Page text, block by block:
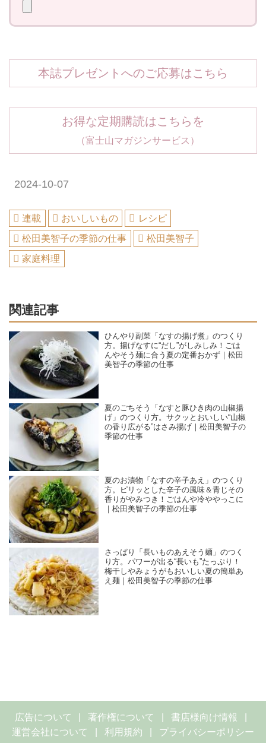
本誌プレゼントへのご応募はこちら
お得な定期購読はこちらを
（富士山マガジンサービス）
2024-10-07
連載 おいしいもの
レシピ
松田美智子の季節の仕事
松田美智子
家庭料理
関連記事
ひんやり副菜「なすの揚げ煮」のつくり
方。揚げなすに“だし”がしみしみ！ごは
んやそう麺に合う夏の定番おかず｜松田
美智子の季節の仕事
夏のごちそう「なすと豚ひき肉の山椒揚
げ」のつくり方。サクッとおいしい“山椒
の香り広がる”はさみ揚げ｜松田美智子の
季節の仕事
夏のお漬物「なすの辛子あえ」のつくり
方。ピリッとした辛子の風味＆青じその
香りがやみつき！ごはんや冷ややっこに
｜松田美智子の季節の仕事
さっぱり「長いものあえそう麺」のつく
り方。パワーが出る“長いも”たっぷり！
梅干しやみょうがもおいしい夏の簡単あ
え麺｜松田美智子の季節の仕事
広告について 著作権について
書店様向け情報
運営会社について
利用規約
プライバシーポリシー